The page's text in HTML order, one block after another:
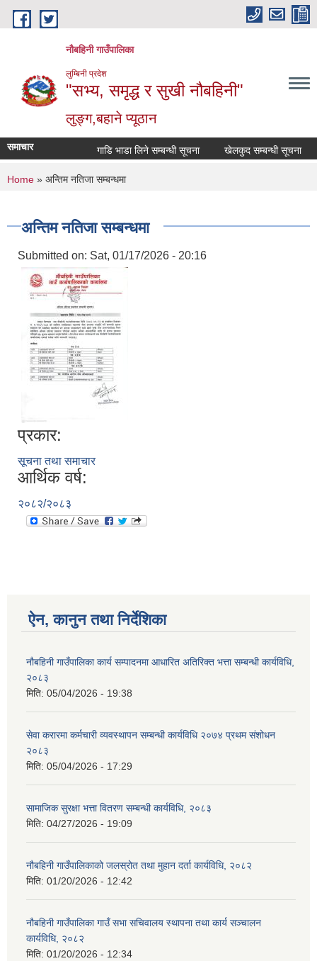
Skip to main content
नौबहिनी गाउँपालिका
लुम्बिनी प्रदेश
"सभ्य, समृद्ध र सुखी नौबहिनी"
लुङ्ग,बहाने प्यूठान
समाचार गाडि भाडा लिने सम्बन्धी सूचना खेलकुद सम्बन्धी सूचना
You are here
Home » अन्तिम नतिजा सम्बन्धमा
अन्तिम नतिजा सम्बन्धमा
Submitted on: Sat, 01/17/2026 - 20:16
प्रकार:
सूचना तथा समाचार
आर्थिक वर्ष:
२०८२/२०८३
ऐन, कानुन तथा निर्देशिका
नौबहिनी गाउँपालिका कार्य सम्पादनमा आधारित अतिरिक्त भत्ता सम्बन्धी कार्यविधि,
२०८३
मिति: 05/04/2026 - 19:38
सेवा करारमा कर्मचारी व्यवस्थापन सम्बन्धी कार्यविधि २०७४ प्रथम संशोधन
२०८३
मिति: 05/04/2026 - 17:29
सामाजिक सुरक्षा भत्ता वितरण सम्बन्धी कार्यविधि, २०८३
मिति: 04/27/2026 - 19:09
नौबहिनी गाउँपालिकाको जलस्रोत तथा मुहान दर्ता कार्यविधि, २०८२
मिति: 01/20/2026 - 12:42
नौबहिनी गाउँपालिका गाउँ सभा सचिवालय स्थापना तथा कार्य सञ्चालन
कार्यविधि, २०८२
मिति: 01/20/2026 - 12:34